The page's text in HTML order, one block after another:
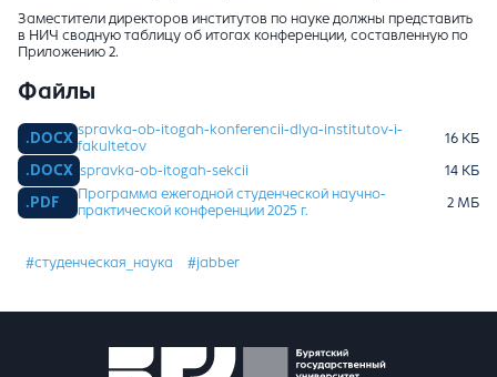
Заместители директоров институтов по науке должны представить
в НИЧ сводную таблицу об итогах конференции, составленную по
Приложению 2.
Файлы
spravka-ob-itogah-konferencii-dlya-institutov-i-
fakultetov
spravka-ob-itogah-sekcii
Программа ежегодной студенческой научно-
практической конференции 2025 г.
#студенческая_наука #jabber